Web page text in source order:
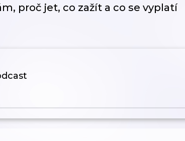
proč jet, co zažít a co se vyplatí